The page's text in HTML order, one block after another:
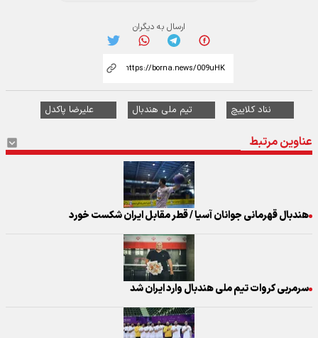
ارسال به دیگران
نناد کلاییچ تیم ملی هندبال علیرضا پاکدل
عناوین مرتبط
هندبال قهرمانی جوانان آسیا / قطر مقابل ایران شکست خورد
سرمربی کروات تیم ملی هندبال وارد ایران شد